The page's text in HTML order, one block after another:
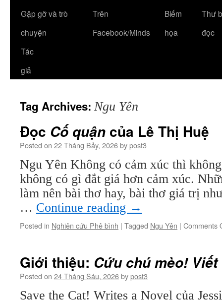
Gặp gỡ và trò
chuyện
Trên
Facebook/Minds
Biếm
họa
Thư
đọc
Tác
giả
Tag Archives: Ngu Yên
Đọc Cố quận của Lê Thị Huệ
Posted on 22 Tháng Bảy, 2026bypost3
Ngu Yên Không có cảm xúc thì
không có gì đắt giá hơn cảm xúc.
làm nên bài thơ hay, bài thơ giá trị
… Continue reading →
Posted in Nghiên cứu Phê bình | Tagged Ngu Yên | Comments
Giới thiệu: Cứu chú mèo!
Posted on 24 Tháng Sáu, 2026bypost3
Save the Cat! Writes a Novel của